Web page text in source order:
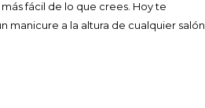
fácil de lo que crees. Hoy te
manicure a la altura de cualquier salón